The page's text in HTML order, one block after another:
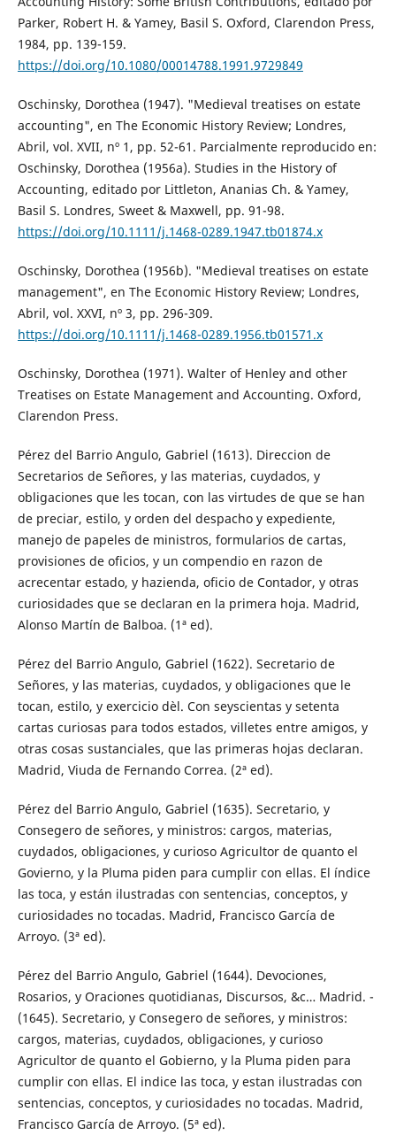
Parker, Robert H. & Yamey, Basil S. Oxford, Clarendon Press,
1984, pp. 139-159.
https://doi.org/10.1080/00014788.1991.9729849
Oschinsky, Dorothea (1947). "Medieval treatises on estate
accounting", en The Economic History Review; Londres,
Abril, vol. XVII, nº 1, pp. 52-61. Parcialmente reproducido en:
Oschinsky, Dorothea (1956a). Studies in the History of
Accounting, editado por Littleton, Ananias Ch. & Yamey,
Basil S. Londres, Sweet & Maxwell, pp. 91-98.
https://doi.org/10.1111/j.1468-0289.1947.tb01874.x
Oschinsky, Dorothea (1956b). "Medieval treatises on estate
management", en The Economic History Review; Londres,
Abril, vol. XXVI, nº 3, pp. 296-309.
https://doi.org/10.1111/j.1468-0289.1956.tb01571.x
Oschinsky, Dorothea (1971). Walter of Henley and other
Treatises on Estate Management and Accounting. Oxford,
Clarendon Press.
Pérez del Barrio Angulo, Gabriel (1613). Direccion de
Secretarios de Señores, y las materias, cuydados, y
obligaciones que les tocan, con las virtudes de que se han
de preciar, estilo, y orden del despacho y expediente,
manejo de papeles de ministros, formularios de cartas,
provisiones de oficios, y un compendio en razon de
acrecentar estado, y hazienda, oficio de Contador, y otras
curiosidades que se declaran en la primera hoja. Madrid,
Alonso Martín de Balboa. (1ª ed).
Pérez del Barrio Angulo, Gabriel (1622). Secretario de
Señores, y las materias, cuydados, y obligaciones que le
tocan, estilo, y exercicio dèl. Con seyscientas y setenta
cartas curiosas para todos estados, villetes entre amigos, y
otras cosas sustanciales, que las primeras hojas declaran.
Madrid, Viuda de Fernando Correa. (2ª ed).
Pérez del Barrio Angulo, Gabriel (1635). Secretario, y
Consegero de señores, y ministros: cargos, materias,
cuydados, obligaciones, y curioso Agricultor de quanto el
Govierno, y la Pluma piden para cumplir con ellas. El índice
las toca, y están ilustradas con sentencias, conceptos, y
curiosidades no tocadas. Madrid, Francisco García de
Arroyo. (3ª ed).
Pérez del Barrio Angulo, Gabriel (1644). Devociones,
Rosarios, y Oraciones quotidianas, Discursos, &c… Madrid. -
(1645). Secretario, y Consegero de señores, y ministros:
cargos, materias, cuydados, obligaciones, y curioso
Agricultor de quanto el Gobierno, y la Pluma piden para
cumplir con ellas. El indice las toca, y estan ilustradas con
sentencias, conceptos, y curiosidades no tocadas. Madrid,
Francisco García de Arroyo. (5ª ed).